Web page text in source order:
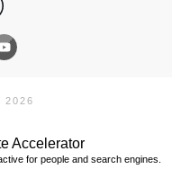
2026
Accelerator
for people and search engines.